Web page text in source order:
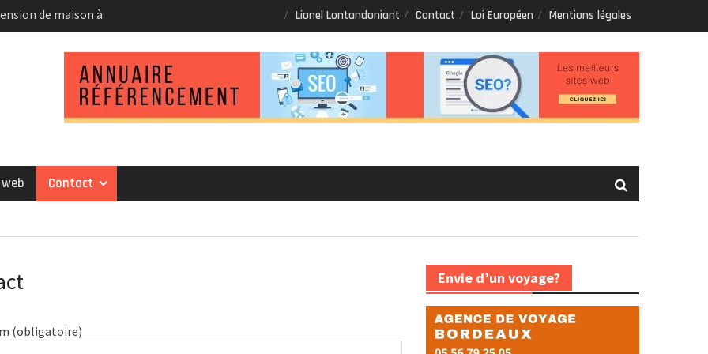
de maison à
Lionel Lontandoniant Contact Loi Européen Mentions légales
Contact
(obligatoire)
Envie d’un voyage?